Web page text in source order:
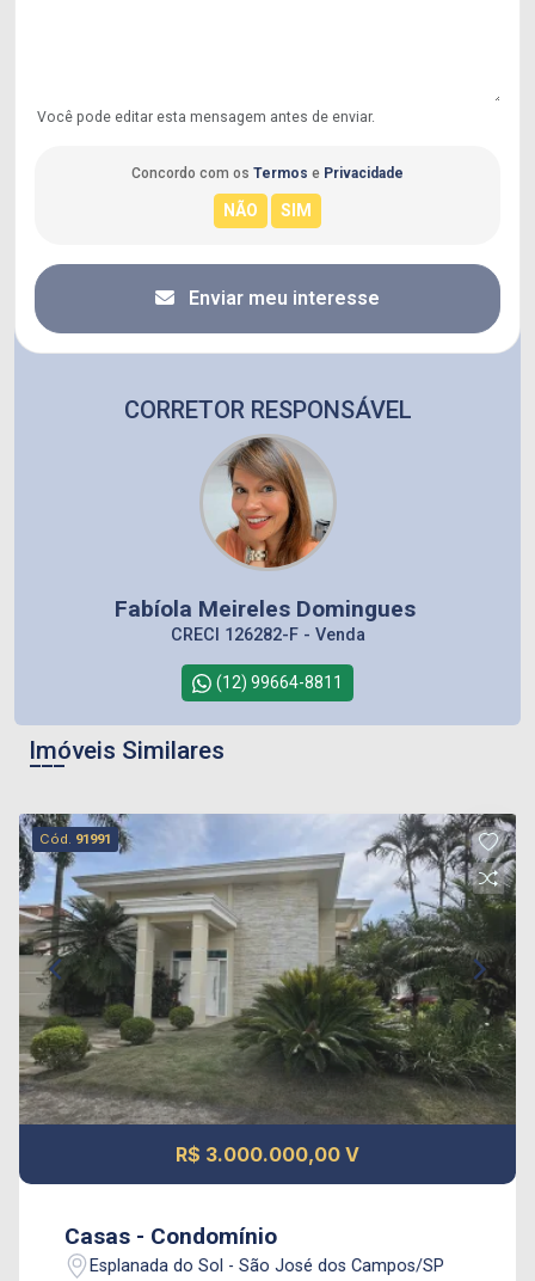
Você pode editar esta mensagem antes de enviar.
Concordo com os Termos e Privacidade
Enviar meu interesse
CORRETOR RESPONSÁVEL
Fabíola Meireles Domingues
CRECI 126282-F - Venda
(12) 99664-8811
Imóveis Similares
Cód. 91991
R$ 3.000.000,00 V
Casas - Condomínio
Esplanada do Sol - São José dos Campos/SP